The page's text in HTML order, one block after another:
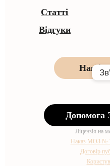
Статті
Відгуки
Наші
Допомога
Ліцензія на
Наказ МОЗ №
Договір